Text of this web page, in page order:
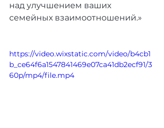
над улучшением ваших
семейных взаимоотношений.»
https://video.wixstatic.com/video/b4cb1
b_ce64f6a1547841469e07ca41db2ecf91/3
60p/mp4/file.mp4